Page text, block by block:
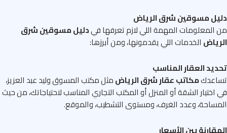
مسوقين شرق الرياض
المهمة اللي لازم تعرفها فيدليل مسوقين شرق
الخدمات اللي يقدمونها، ومن أبرزها:
العقار المناسب
مكاتب عقار شرق الرياضمثل مكتب المسوق وليد عبد العزيز،
الشقة أو المنزل أو المكتب التجاري المناسب لاحتياجاتك، من حيث
وعدد الغرف، ومستوى التشطيب، والموقع.